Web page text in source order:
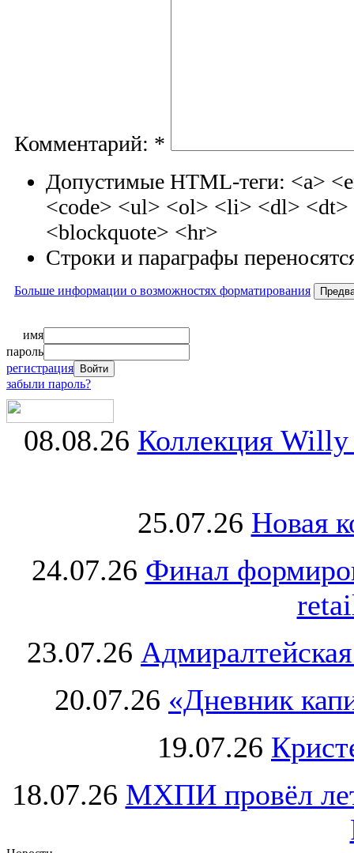
Комментарий: *
Допустимые HTML-теги: <a>
<code> <ul> <ol> <li> <dl> <dt>
<blockquote> <hr>
Строки и параграфы
Больше информации о возможностях форматирования
имя
пароль
регистрация
забыли пароль?
08.08.26 Коллекция Willy
25.07.26 Новая
24.07.26 Финал
23.07.26
20.07.26 «Дневник
19.07.26
18.07.26 МХПИ провёл